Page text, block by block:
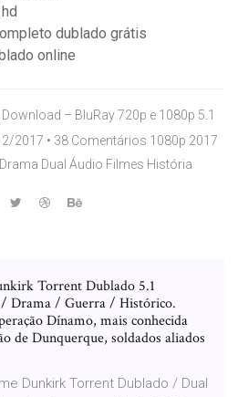
dublado grátis
online
– BluRay 720p e 1080p 5.1
2017 • 38 Comentários 1080p 2017
Dual Áudio Filmes História
Torrent Dublado 5.1
Drama / Guerra / Histórico.
Dínamo, mais conhecida
de Dunquerque, soldados aliados
Dunkirk Torrent Dublado / Dual